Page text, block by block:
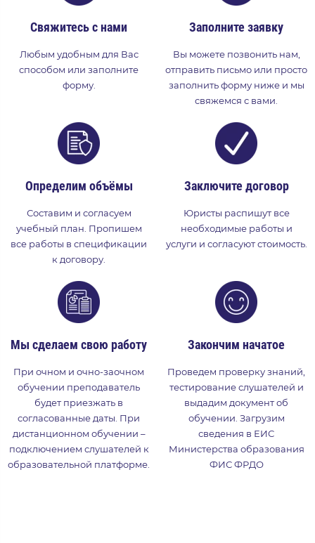
Свяжитесь с нами
Любым удобным для Вас
способом или заполните
форму.
Заполните заявку
Вы можете позвонить нам,
отправить письмо или просто
заполнить форму ниже и мы
свяжемся с вами.
Определим объёмы
Составим и согласуем
учебный план. Пропишем
все работы в спецификации
к договору.
Заключите договор
Юристы распишут все
необходимые работы и
услуги и согласуют стоимость.
Мы сделаем свою работу
При очном и очно-заочном
обучении преподаватель
будет приезжать в
согласованные даты. При
дистанционном обучении –
подключением слушателей к
образовательной платформе.
Закончим начатое
Проведем проверку знаний,
тестирование слушателей и
выдадим документ об
обучении. Загрузим
сведения в ЕИС
Министерства образования
ФИС ФРДО